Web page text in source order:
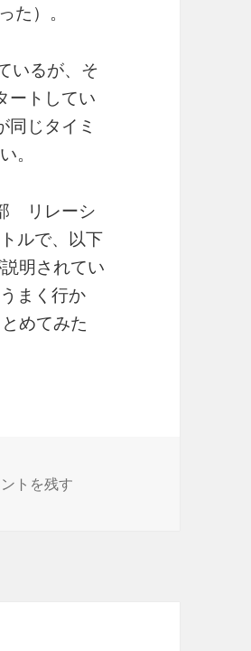
）。
いるが、そ
ートしてい
じタイミ
。
リレーシ
ルで、以下
明されてい
まく行か
めてみた
Design 1994年9月号 に
トを残す